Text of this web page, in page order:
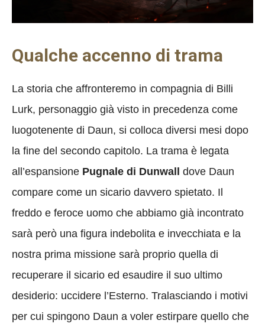
Qualche accenno di trama
La storia che affronteremo in compagnia di Billi
Lurk, personaggio già visto in precedenza come
luogotenente di Daun, si colloca diversi mesi dopo
la fine del secondo capitolo. La trama è legata
all’espansione Pugnale di Dunwall dove Daun
compare come un sicario davvero spietato. Il
freddo e feroce uomo che abbiamo già incontrato
sarà però una figura indebolita e invecchiata e la
nostra prima missione sarà proprio quella di
recuperare il sicario ed esaudire il suo ultimo
desiderio: uccidere l’Esterno. Tralasciando i motivi
per cui spingono Daun a voler estirpare quello che